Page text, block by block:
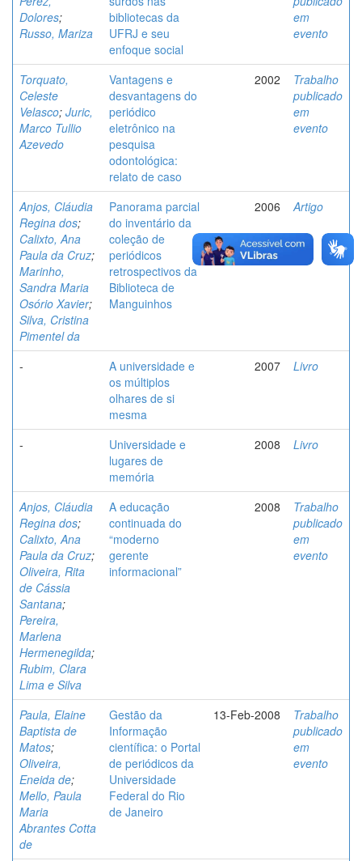
Dolores;
Russo, Mariza
bibliotecas da
UFRJ e seu
enfoque social
em
evento
Torquato,
Celeste
Velasco; Juric,
Marco Tullio
Azevedo
Vantagens e
desvantagens do
periódico
eletrônico na
pesquisa
odontológica:
relato de caso
2002
Trabalho
publicado
em
evento
Anjos, Cláudia
Regina dos;
Calixto, Ana
Paula da Cruz;
Marinho,
Sandra Maria
Osório Xavier;
Silva, Cristina
Pimentel da
Panorama parcial
do inventário da
coleção de
periódicos
retrospectivos da
Biblioteca de
Manguinhos
2006 Artigo
-
A universidade e
os múltiplos
olhares de si
mesma
2007 Livro
-
Universidade e
lugares de
memória
2008 Livro
Anjos, Cláudia
Regina dos;
Calixto, Ana
Paula da Cruz;
Oliveira, Rita
de Cássia
Santana;
Pereira,
Marlena
Hermenegilda;
Rubim, Clara
Lima e Silva
A educação
continuada do
“moderno
gerente
informacional”
2008
Trabalho
publicado
em
evento
Paula, Elaine
Baptista de
Matos;
Oliveira,
Eneida de;
Mello, Paula
Maria
Abrantes Cotta
de
Gestão da
Informação
científica: o Portal
de periódicos da
Universidade
Federal do Rio
de Janeiro
13-Feb-2008
Trabalho
publicado
em
evento